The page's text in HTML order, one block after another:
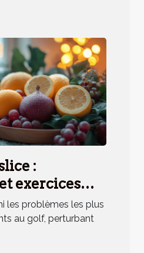
:
exercices
les problèmes les plus
au golf, perturbant